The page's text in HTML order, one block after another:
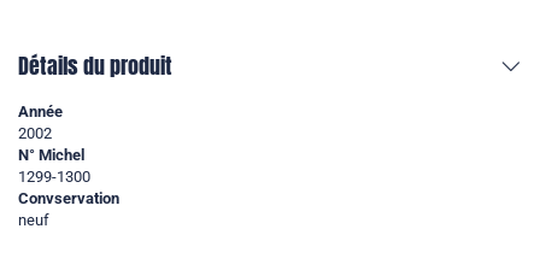
Détails du produit
Année
2002
N° Michel
1299-1300
Convservation
neuf